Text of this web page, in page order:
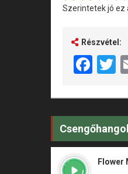
Szerintetek jó ez
Részvétel:
Flower